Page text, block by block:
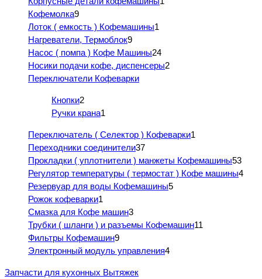
Кофемолка9
Лоток ( емкость ) Кофемашины1
Нагреватели, Термоблок9
Насос ( помпа ) Кофе Машины24
Носики подачи кофе, диспенсеры2
Переключатели Кофеварки
Кнопки2
Ручки крана1
Переключатель ( Селектор ) Кофеварки1
Переходники соединители37
Прокладки ( уплотнители ) манжеты Кофемашины53
Регулятор температуры ( термостат ) Кофе машины4
Резервуар для воды Кофемашины5
Рожок кофеварки1
Смазка для Кофе машин3
Трубки ( шланги ) и разъемы Кофемашин11
Фильтры Кофемашин9
Электронный модуль управления4
Запчасти для кухонных Вытяжек